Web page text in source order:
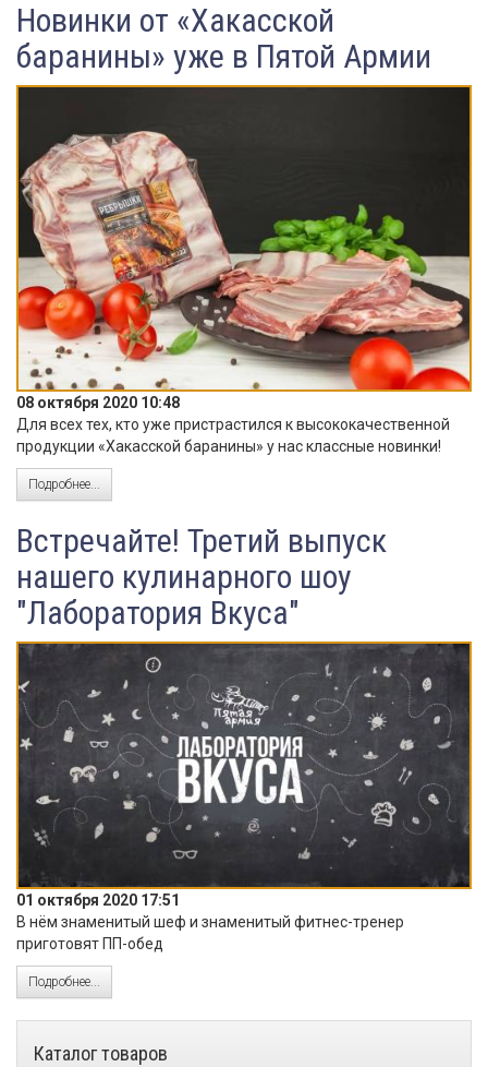
Новинки от «Хакасской
баранины» уже в Пятой Армии
08 октября 2020 10:48
Для всех тех, кто уже пристрастился к высококачественной
продукции «Хакасской баранины» у нас классные новинки!
Подробнее...
Встречайте! Третий выпуск
нашего кулинарного шоу
"Лаборатория Вкуса"
01 октября 2020 17:51
В нём знаменитый шеф и знаменитый фитнес-тренер
приготовят ПП-обед
Подробнее...
Каталог товаров